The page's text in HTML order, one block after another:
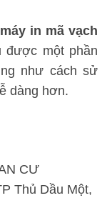
in mã vạch
được một phần
như cách sử
dàng hơn.
CƯ
Thủ Dầu Một,